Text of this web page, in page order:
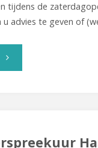
tijdens de
u advies te geven of